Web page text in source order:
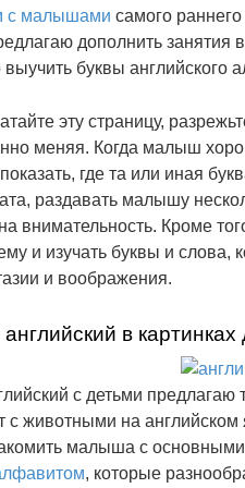
с малышами самого
дополнить
буквы английского
эту страницу,
меняя. Когда малыш
где та или иная
раздавать малышу
внимательность. Кроме
и изучать буквы и
и воображения.
в
с детьми
с животными на
малыша с основными
, которые